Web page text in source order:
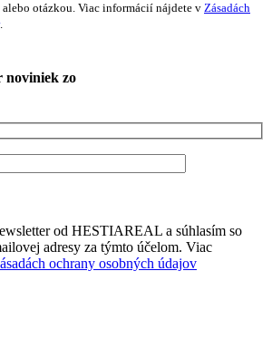
otázkou. Viac informácií nájdete v Zásadách
.
noviniek zo
od HESTIAREAL a súhlasím so
adresy za týmto účelom. Viac
ochrany osobných údajov